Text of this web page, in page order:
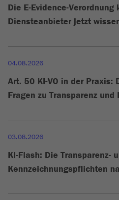
Die E-Evidence-Verordnung
Diensteanbieter jetzt
04.08.2026
Art. 50 KI-VO in der Praxis:
Fragen zu Transparenz und
03.08.2026
KI-Flash: Die Transparenz-
Kennzeichnungspflichten